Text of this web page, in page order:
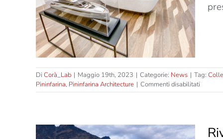
Di Corà_Lab | Maggio 19th, 2023 | Categorie: News | Tag:
Pininfarina, Pininfarina Architecture | Commenti disabilitati